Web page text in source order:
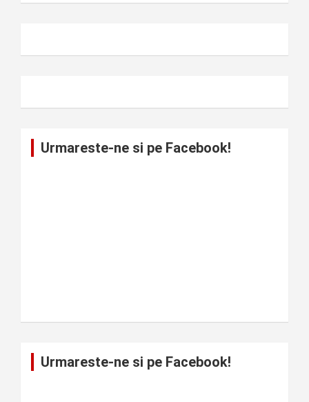
Urmareste-ne si pe Facebook!
Urmareste-ne si pe Facebook!